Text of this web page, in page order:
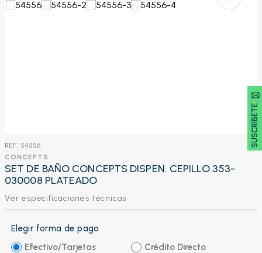
SUSCRÍBETE 🖂
: 54556
CONCEPTS
SET DE BAÑO CONCEPTS DISPEN. CEPILLO 353-
030008 PLATEADO
Ver especificaciones técnicas
Elegir forma de pago
Efectivo/Tarjetas
Crédito Directo